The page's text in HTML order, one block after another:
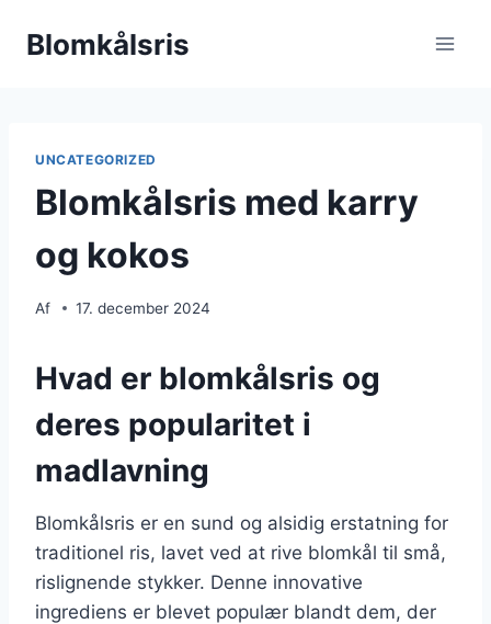
Blomkålsris
UNCATEGORIZED
Blomkålsris med karry
og kokos
Af 17. december 2024
Hvad er blomkålsris og
deres popularitet i
madlavning
Blomkålsris er en sund og alsidig erstatning for
traditionel ris, lavet ved at rive blomkål til små,
rislignende stykker. Denne innovative
ingrediens er blevet populær blandt dem, der